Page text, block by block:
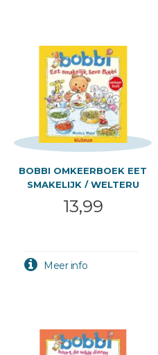
BOBBI OMKEERBOEK EET
SMAKELIJK / WELTERU
13,99